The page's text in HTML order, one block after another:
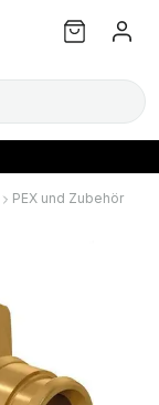
PEX und Zubehör